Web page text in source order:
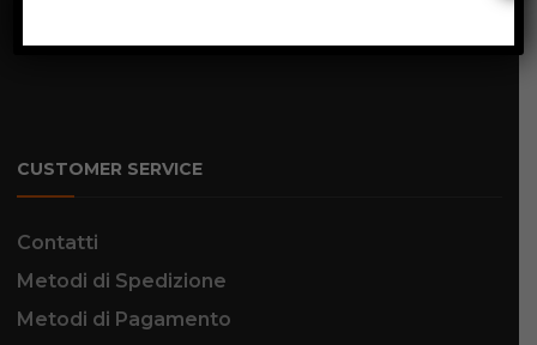
CUSTOMER SERVICE
Contatti
Metodi di Spedizione
Metodi di Pagamento